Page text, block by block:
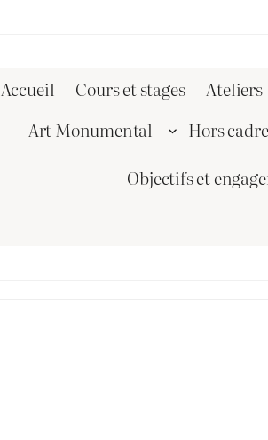
Accueil Cours et stages Ateliers
Art Monumental
Hors cadre
Objectifs et